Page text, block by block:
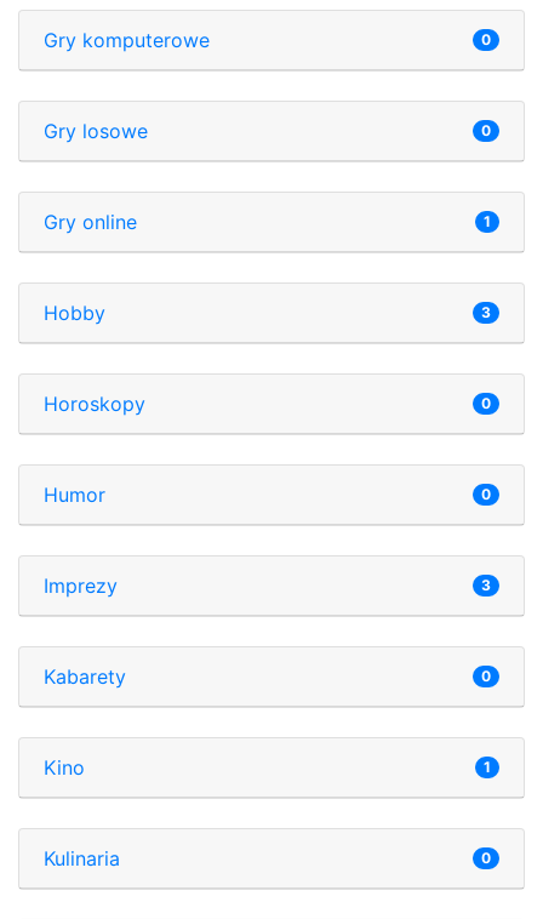
Gry komputerowe 0
Gry losowe 0
Gry online 1
Hobby 3
Horoskopy 0
Humor 0
Imprezy 3
Kabarety 0
Kino 1
Kulinaria 0